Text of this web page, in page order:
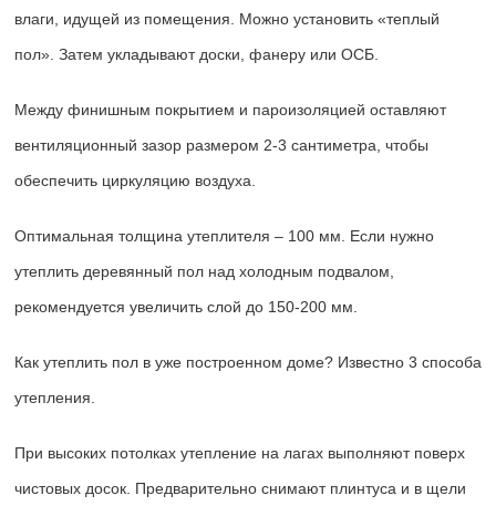
влаги, идущей из помещения. Можно установить «теплый
пол». Затем укладывают доски, фанеру или ОСБ.
Между финишным покрытием и пароизоляцией оставляют
вентиляционный зазор размером 2-3 сантиметра, чтобы
обеспечить циркуляцию воздуха.
Оптимальная толщина утеплителя – 100 мм. Если нужно
утеплить деревянный пол над холодным подвалом,
рекомендуется увеличить слой до 150-200 мм.
Как утеплить пол в уже построенном доме? Известно 3 способа
утепления.
При высоких потолках утепление на лагах выполняют поверх
чистовых досок. Предварительно снимают плинтуса и в щели